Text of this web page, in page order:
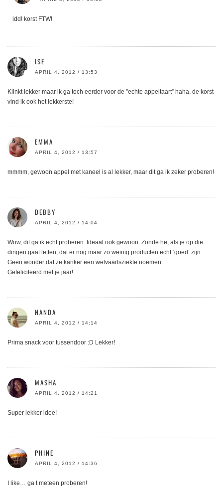
idd! korst FTW!
ISE
APRIL 4, 2012 / 13:53
Klinkt lekker maar ik ga toch eerder voor de ”echte appeltaart” haha, de korst
vind ik ook het lekkerste!
EMMA
APRIL 4, 2012 / 13:57
mmmm, gewoon appel met kaneel is al lekker, maar dit ga ik zeker proberen!
DEBBY
APRIL 4, 2012 / 14:04
Wow, dit ga ik echt proberen. Ideaal ook gewoon. Zonde he, als je op die
dingen gaat letten, dat er nog maar zo weinig producten echt ‘goed’ zijn.
Geen wonder dat ze kanker een welvaartsziekte noemen.
Gefeliciteerd met je jaar!
NANDA
APRIL 4, 2012 / 14:14
Prima snack voor tussendoor :D Lekker!
MASHA
APRIL 4, 2012 / 14:21
Super lekker idee!
PHINE
APRIL 4, 2012 / 14:36
I like… ga t meteen proberen!